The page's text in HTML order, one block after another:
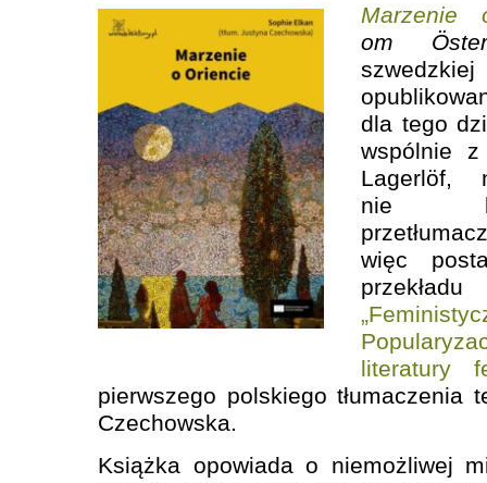
Marzenie
om
dla tego
wspólnie z
Lagerlöf,
nie
więc
literatury
pierwszego polskiego tłumaczenia
Czechowska.
Książka opowiada o niemożliwej